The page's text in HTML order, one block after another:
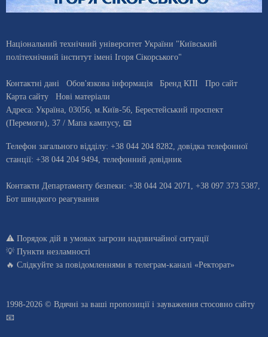
Національний технічний університет України "Київський
політехнічний інститут імені Ігоря Сікорського"
Контактні дані Обов'язкова інформація Бренд КПІ
Про сайт
Карта сайту
Нові матеріали
Адреса: Україна, 03056, м.Київ-56, Берестейський проспект
(Перемоги), 37 / Мапа кампусу, 📧
Телефон загального відділу: +38 044 204 8282, довiдка телефонної
станцiї: +38 044 204 9494, телефонний довідник
Контакти Департаменту безпеки: +38 044 204 2071, +38 097 373 5387,
Бот швидкого реагування
⚠️ Порядок дій в умовах загрози надзвичайної ситуації
💡 Пункти незламності
🔥 Слідкуйте за повідомленнями в телеграм-каналі «Ректорат»
1998-2026 © Вдячні за ваші пропозиції і зауваження стосовно сайту
📧